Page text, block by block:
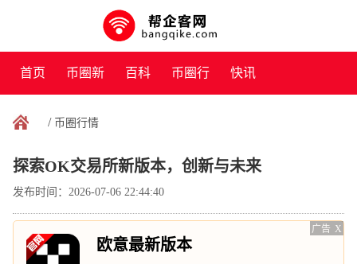
首页 币圈新
闻
百科 币圈行 快讯
/ 币圈行情
探索OK交易所新版本，创新与未来
发布时间：2026-07-06 22:44:40
广告 X
欧意最新版本